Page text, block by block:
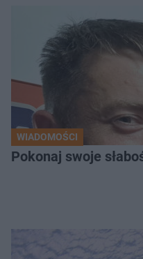
WIADOMOŚCI
Pokonaj swoje